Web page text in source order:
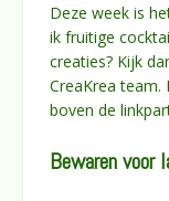
Deze week is
ik fruitige
creaties? Kijk
CreaKrea team.
boven de
Bewaren voor